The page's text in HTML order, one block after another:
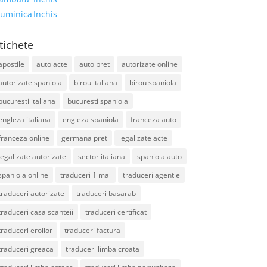
Inchis
auto acte auto pret
autorizate online
spaniola
birou italiana
birou spaniola
italiana
bucuresti spaniola
italiana
engleza spaniola
franceza auto
online
germana pret
legalizate acte
autorizate
sector italiana
spaniola auto
online
traduceri 1 mai
traduceri agentie
autorizate
traduceri basarab
casa scanteii
traduceri certificat
eroilor
traduceri factura
greaca
traduceri limba croata